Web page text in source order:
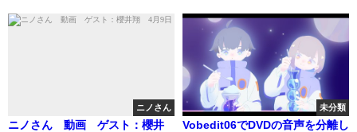
ニノさん
ニノさん 動画 ゲスト：櫻井
未分類
Vobedit06でDVDの音声を分離し